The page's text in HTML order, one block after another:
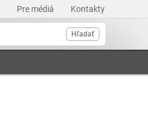
Pre médiá Kontakty
Hľadať